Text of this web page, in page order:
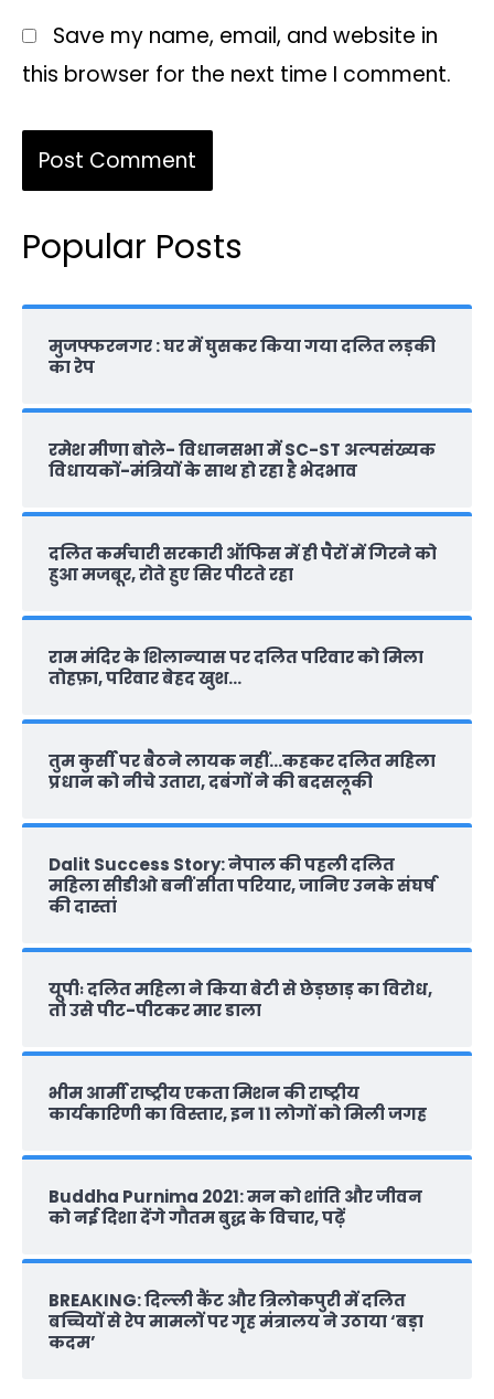
Save my name, email, and website in
this browser for the next time I comment.
Popular Posts
मुजफ्फरनगर : घर में घुसकर किया गया दलित लड़की
का रेप
रमेश मीणा बोले- विधानसभा में SC-ST अल्पसंख्यक
विधायकों-मंत्रियों के साथ हो रहा है भेदभाव
दलित कर्मचारी सरकारी ऑफ‍िस में ही पैरों में गिरने को
हुआ मजबूर, रोते हुए सिर पीटते रहा
राम मंदिर के शिलान्‍यास पर दलित परिवार को मिला
तोहफ़ा, परिवार बेहद खुश…
तुम कुर्सी पर बैठने लायक नहीं…कहकर दलित महिला
प्रधान को नीचे उतारा, दबंगों ने की बदसलूकी
Dalit Success Story: नेपाल की पहली दलित
महिला सीडीओ बनीं सीता परियार, जानिए उनके संघर्ष
की दास्‍तां
यूपीः दलित महिला ने किया बेटी से छेड़छाड़ का विरोध,
तो उसे पीट-पीटकर मार डाला
भीम आर्मी राष्‍ट्रीय एकता मिशन की राष्‍ट्रीय
कार्यकारिणी का विस्तार, इन 11 लोगों को मिली जगह
Buddha Purnima 2021: मन को शांति और जीवन
को नई दिशा देंगे गौतम बुद्ध के विचार, पढ़ें
BREAKING: दिल्‍ली कैंट और त्रिलोकपुरी में दलित
बच्चियों से रेप मामलों पर गृह मंत्रालय ने उठाया ‘बड़ा
कदम’